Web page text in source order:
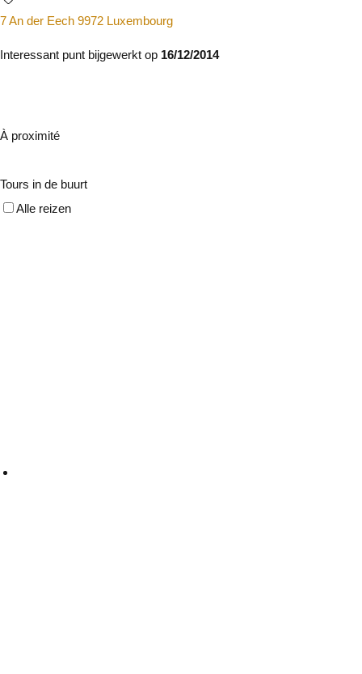
7 An der Eech 9972 Luxembourg
Interessant punt bijgewerkt op 16/12/2014
À proximité
Tours in de buurt
Alle reizen